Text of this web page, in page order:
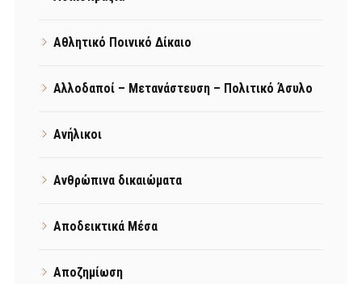
Αθλητικό Ποινικό Δίκαιο
Αλλοδαποί – Μετανάστευση – Πολιτικό Άσυλο
Ανήλικοι
Ανθρώπινα δικαιώματα
Αποδεικτικά Μέσα
Αποζημίωση